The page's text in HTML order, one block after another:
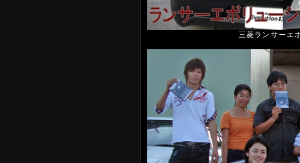
三菱ランサーエ